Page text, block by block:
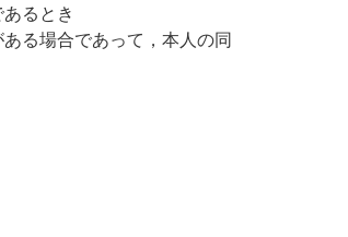
るとき
る場合であって，本人の同